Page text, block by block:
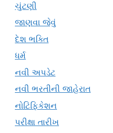
ચુંટણી
જાણવા જેવું
દેશ ભક્તિ
ધર્મ
નવી અપડેટ
નવી ભરતીની જાહેરાત
નોટિફિકેશન
પરીક્ષા તારીખ